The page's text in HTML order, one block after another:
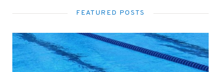
FEATURED POSTS